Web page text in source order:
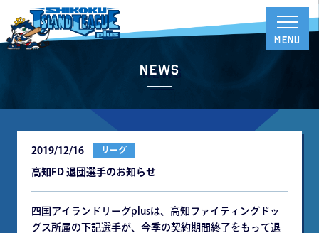
News
2019/12/16 リーグ
高知FD 退団選手のお知らせ
四国アイランドリーグplusは、高知ファイティングドッ
グス所属の下記選手が、今季の契約期間終了をもって退